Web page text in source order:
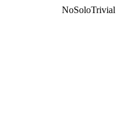
NoSoloTrivial